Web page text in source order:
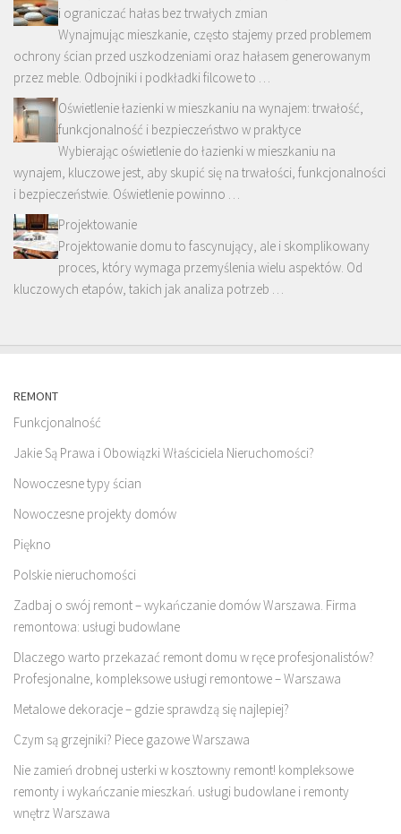
i ograniczać hałas bez trwałych zmian
Wynajmując mieszkanie, często stajemy przed problemem
ochrony ścian przed uszkodzeniami oraz hałasem generowanym
przez meble. Odbojniki i podkładki filcowe to …
Oświetlenie łazienki w mieszkaniu na wynajem: trwałość,
funkcjonalność i bezpieczeństwo w praktyce
Wybierając oświetlenie do łazienki w mieszkaniu na
wynajem, kluczowe jest, aby skupić się na trwałości, funkcjonalności
i bezpieczeństwie. Oświetlenie powinno …
Projektowanie
Projektowanie domu to fascynujący, ale i skomplikowany
proces, który wymaga przemyślenia wielu aspektów. Od
kluczowych etapów, takich jak analiza potrzeb …
REMONT
Funkcjonalność
Jakie Są Prawa i Obowiązki Właściciela Nieruchomości?
Nowoczesne typy ścian
Nowoczesne projekty domów
Piękno
Polskie nieruchomości
Zadbaj o swój remont – wykańczanie domów Warszawa. Firma
remontowa: usługi budowlane
Dlaczego warto przekazać remont domu w ręce profesjonalistów?
Profesjonalne, kompleksowe usługi remontowe – Warszawa
Metalowe dekoracje – gdzie sprawdzą się najlepiej?
Czym są grzejniki? Piece gazowe Warszawa
Nie zamień drobnej usterki w kosztowny remont! kompleksowe
remonty i wykańczanie mieszkań. usługi budowlane i remonty
wnętrz Warszawa